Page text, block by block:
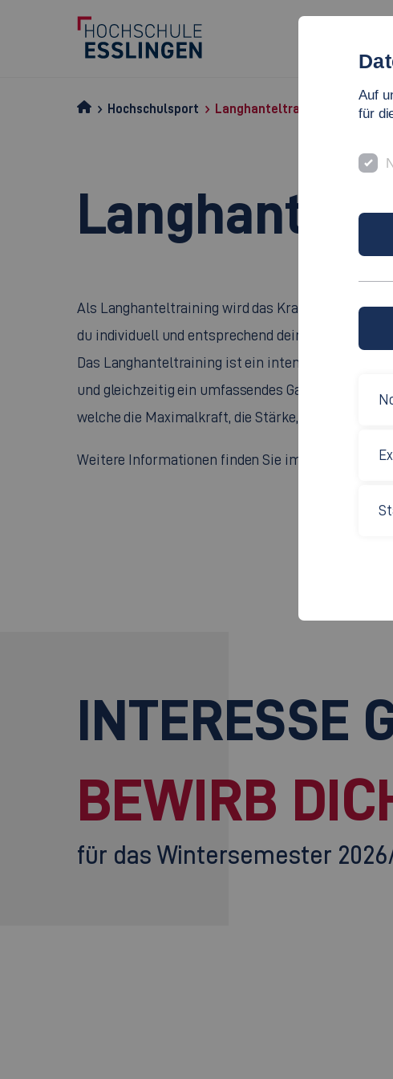
Hochschulsport Langhanteltraining
Als Langhanteltraining wird das Krafttraining mit
du individuell und entsprechend deines
Das Langhanteltraining ist ein intensives
und gleichzeitig ein umfassendes
welche die Maximalkraft, die Stärke, die
Weitere Informationen finden Sie im
INTERESSE
BEWIRB
für das Wintersemester
Auf
für